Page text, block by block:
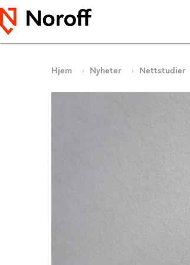
Hjem Nyheter Nettstudier